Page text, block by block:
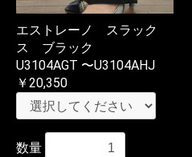
エストレーノ スラック
ス ブラック
U3104AGT 〜U3104AHJ
￥20,350
数量